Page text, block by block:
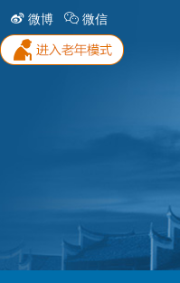
微博 微信